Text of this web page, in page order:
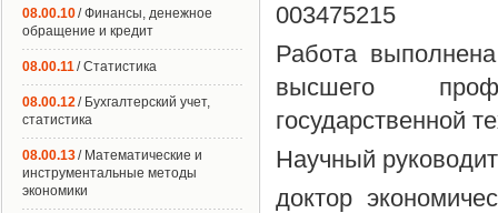
003475215
Работа
высшего
государственной
Научный
доктор
08.00.10/ Финансы, денежное
обращение и кредит
08.00.11/ Статистика
08.00.12/ Бухгалтерский учет,
статистика
08.00.13/ Математические и
инструментальные методы
экономики